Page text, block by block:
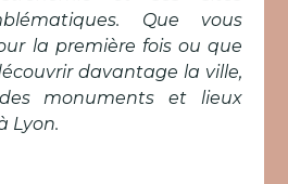
Que vous
la première fois ou que
davantage la ville,
monuments et lieux
Lyon.